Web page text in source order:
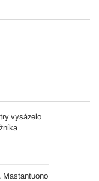
vysázelo
Mastantuono